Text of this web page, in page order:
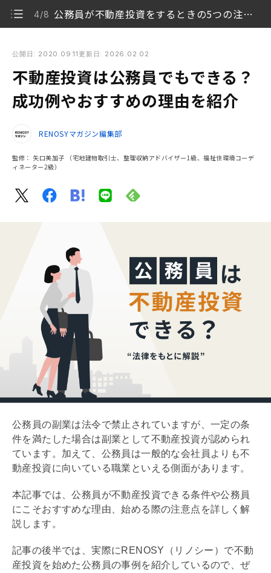
4/8 公務員が不動産投資をするときの5つの注意点
介
1/8 公務員の副業禁止に関する3つの法律
2/8 不動産投資を公務員が行うための条件
3/8 不動産投資が公務員におすすめな3つの理由
4/8 公務員が不動産投資をするときの5つの注意点
5/8
公務員が不動産投資を始める際に覚えておきたい代表
的なリスク
公務員の不動産投資でよくある質問
不動産投資は公務員にとっておすすめの副業
公開日: 2020.09.11 更新日: 2026.02.02
不動産投資は公務員でもできる？
成功例やおすすめの理由を紹介
RENOSYマガジン編集部
監修： 矢口美加子
（宅地建物取引士、整理収納アドバイザー1級、福祉住環境コーデ
ィネーター2級）
公務員の副業は法令で禁止されていますが、一定の条
件を満たした場合は副業として不動産投資が認められ
ています。加えて、公務員は一般的な会社員よりも不
動産投資に向いている職業といえる側面があります。
本記事では、公務員が不動産投資できる条件や公務員
にこそおすすめな理由、始める際の注意点を詳しく解
説します。
記事の後半では、実際にRENOSY（リノシー）で不動
産投資を始めた公務員の事例を紹介しているので、ぜ